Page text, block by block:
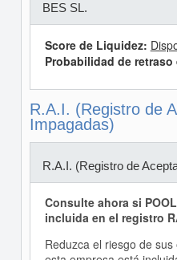
BES SL.
Score de Liquidez:
Probabilidad de
R.A.I. (Registro de
Impagadas)
R.A.I. (Registro de
Consulte ahora si
incluida en el registro
Reduzca el riesgo de